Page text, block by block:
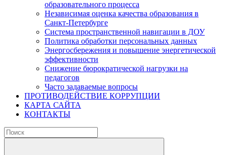
образовательного процесса
Независимая оценка качества образования в
Санкт-Петербурге
Система пространственной навигации в ДОУ
Политика обработки персональных данных
Энергосбережения и повышение энергетической
эффективности
Снижение бюрократической нагрузки на
педагогов
Часто задаваемые вопросы
ПРОТИВОДЕЙСТВИЕ КОРРУПЦИИ
КАРТА САЙТА
КОНТАКТЫ